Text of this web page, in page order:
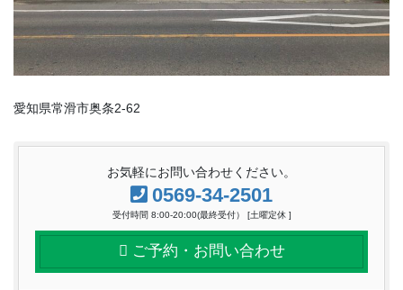
愛知県常滑市奥条2-62
お気軽にお問い合わせください。
0569-34-2501
受付時間 8:00-20:00(最終受付） [土曜定休 ]
ご予約・お問い合わせ